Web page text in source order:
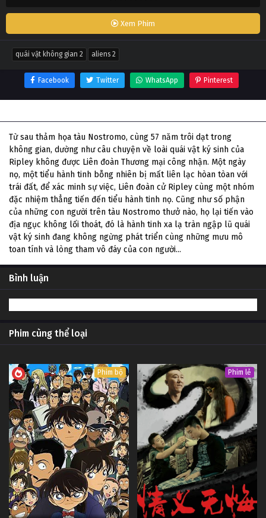
Xem Phim
quái vật không gian 2 aliens 2
Facebook Twitter WhatsApp Pinterest
Từ sau thảm họa tàu Nostromo, cùng 57 năm trôi dạt trong
không gian, dường như câu chuyện về loài quái vật ký sinh của
Ripley không được Liên đoàn Thương mại công nhận. Một ngày
nọ, một tiểu hành tinh bỗng nhiên bị mất liên lạc hòan tòan với
trái đất, để xác minh sự việc, Liên đoàn cử Ripley cùng một nhóm
đặc nhiệm thẳng tiến đến tiểu hành tinh nọ. Cũng như số phận
của những con người trên tàu Nostromo thưở nào, họ lại tiến vào
địa ngục không lối thoát, đó là hành tinh xa lạ tràn ngập lũ quái
vật ký sinh đang không ngừng phát triển cùng những mưu mô
toan tính và lòng tham vô đáy của con người...
Bình luận
Phim cùng thể loại
Phim bộ Phim lẻ